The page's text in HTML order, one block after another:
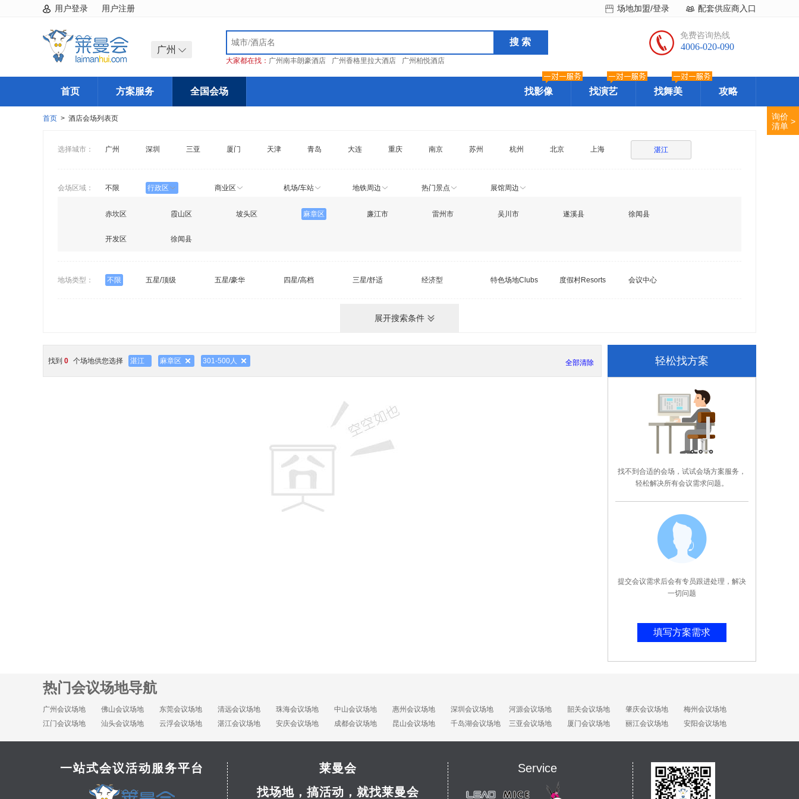
用户登录 用户注册 配套供应商入口
场地加盟/登录
广州
大家都在找： 广州南丰朗豪酒店 广州香格里拉大酒店 广州柏悦酒店
免费咨询热线
4006-020-090
首页 方案服务 全国会场 找影像 找演艺 找舞美 攻略
首页 > 酒店会场列表页
选择城市： 广州 深圳 三亚 厦门 天津 青岛 大连 重庆 南京 苏州 杭州 北京 上海 湛江
会场区域： 不限 行政区 商业区 机场/车站 地铁周边 热门景点 展馆周边
赤坎区 霞山区 坡头区 麻章区 廉江市 雷州市 吴川市 遂溪县 徐闻县
开发区 徐闻县
地场类型： 不限 五星/顶级 五星/豪华 四星/高档 三星/舒适 经济型 特色场地Clubs 度假村Resorts 会议中心
展开搜索条件
找到 0 个场地供您选择 湛江 麻章区 301-500人 全部清除 轻松找方案
找不到合适的会场，试试会场方案服务，
轻松解决所有会议需求问题。
提交会议需求后会有专员跟进处理，解决
一切问题
填写方案需求
热门会议场地导航
广州会议场地 佛山会议场地 东莞会议场地 清远会议场地 珠海会议场地 中山会议场地 惠州会议场地 深圳会议场地 河源会议场地 韶关会议场地 肇庆会议场地
梅州会议场地
江门会议场地
汕头会议场地 云浮会议场地 湛江会议场地 安庆会议场地 成都会议场地 昆山会议场地 千岛湖会议场地 三亚会议场地 厦门会议场地 丽江会议场地 安阳会议场地
询价
清单 >
一站式会议活动服务平台
莱曼会
找场地，搞活动，就找莱曼会
Service